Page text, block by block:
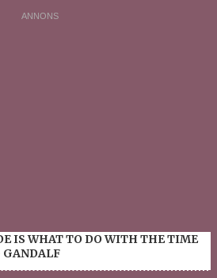
IS WHAT TO DO WITH THE TIME
GANDALF